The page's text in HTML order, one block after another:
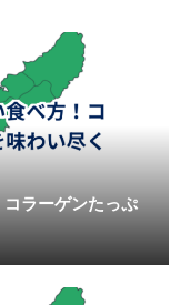
ラーゲンたっぷ